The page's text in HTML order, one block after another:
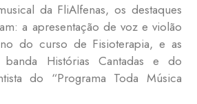
da FliAlfenas, os destaques
a apresentação de voz e violão
do curso de Fisioterapia, e as
banda Histórias Cantadas e do
do “Programa Toda Música